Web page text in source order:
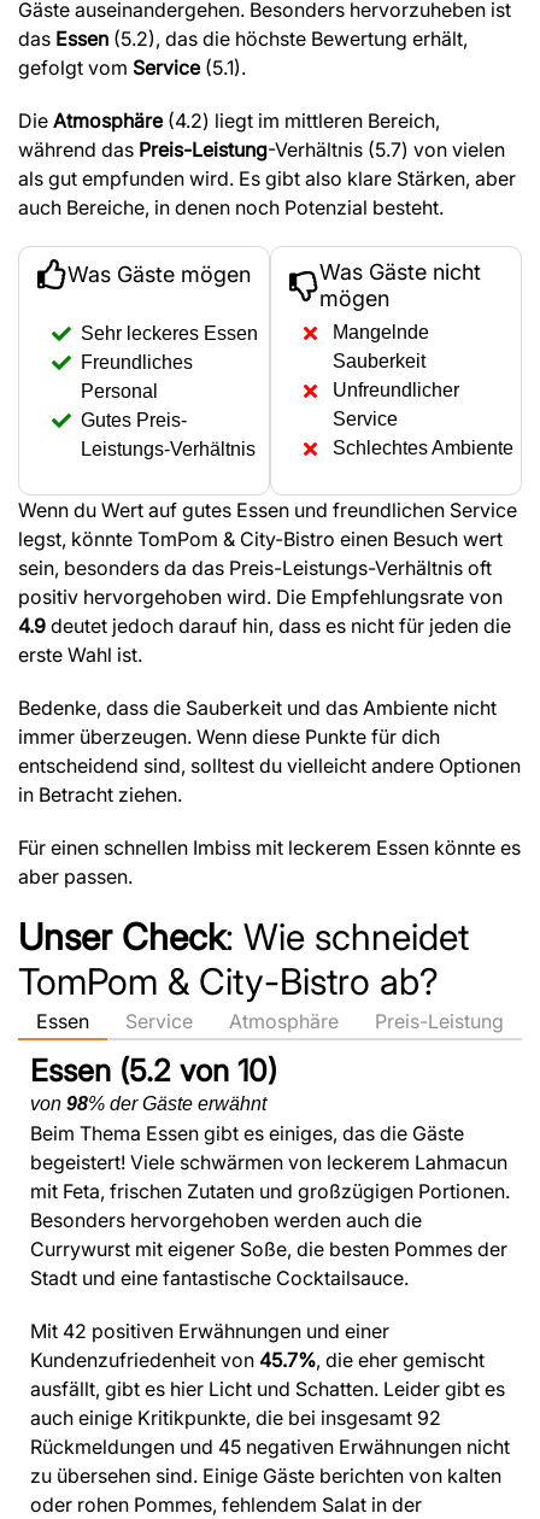
Gäste auseinandergehen. Besonders hervorzuheben ist
das Essen (5.2), das die höchste Bewertung erhält,
gefolgt vom Service(5.1).
Die Atmosphäre(4.2) liegt im mittleren Bereich,
während das Preis-Leistung-Verhältnis (5.7) von vielen
als gut empfunden wird. Es gibt also klare Stärken, aber
auch Bereiche, in denen noch Potenzial besteht.
Was Gäste mögen
Sehr leckeres Essen
Freundliches
Personal
Gutes Preis-
Leistungs-Verhältnis
Was Gäste nicht
mögen
Mangelnde
Sauberkeit
Unfreundlicher
Service
Schlechtes Ambiente
Wenn du Wert auf gutes Essen und freundlichen Service
legst, könnte TomPom & City-Bistro einen Besuch wert
sein, besonders da das Preis-Leistungs-Verhältnis oft
positiv hervorgehoben wird. Die Empfehlungsrate von
4.9 deutet jedoch darauf hin, dass es nicht für jeden die
erste Wahl ist.
Bedenke, dass die Sauberkeit und das Ambiente nicht
immer überzeugen. Wenn diese Punkte für dich
entscheidend sind, solltest du vielleicht andere Optionen
in Betracht ziehen.
Für einen schnellen Imbiss mit leckerem Essen könnte es
aber passen.
Unser Check: Wie schneidet
TomPom & City-Bistro ab?
Essen Service Atmosphäre Preis-Leistung
Essen (5.2 von 10)
von 98% der Gäste erwähnt
Beim Thema Essen gibt es einiges, das die Gäste
begeistert! Viele schwärmen von leckerem Lahmacun
mit Feta, frischen Zutaten und großzügigen Portionen.
Besonders hervorgehoben werden auch die
Currywurst mit eigener Soße, die besten Pommes der
Stadt und eine fantastische Cocktailsauce.
Mit 42 positiven Erwähnungen und einer
Kundenzufriedenheit von 45.7%, die eher gemischt
ausfällt, gibt es hier Licht und Schatten. Leider gibt es
auch einige Kritikpunkte, die bei insgesamt 92
Rückmeldungen und 45 negativen Erwähnungen nicht
zu übersehen sind. Einige Gäste berichten von kalten
oder rohen Pommes, fehlendem Salat in der